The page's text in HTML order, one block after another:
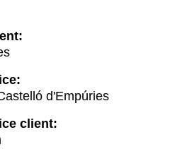
d'Empúries
client: